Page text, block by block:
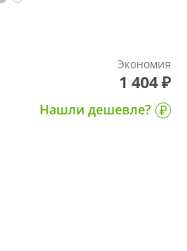
Экономия
1 404 ₽
Нашли дешевле?